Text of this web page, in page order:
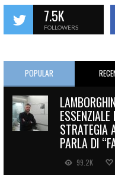
7.5K
FOLLOWERS
POPULAR
ESSENZIALE
STRATEGIA
PARLA DI
99.2K